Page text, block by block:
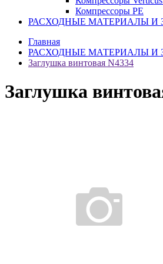
Компрессоры PE
РАСХОДНЫЕ МАТЕРИАЛЫ И
Главная
РАСХОДНЫЕ МАТЕРИАЛЫ И
Заглушка винтовая N4334
Заглушка